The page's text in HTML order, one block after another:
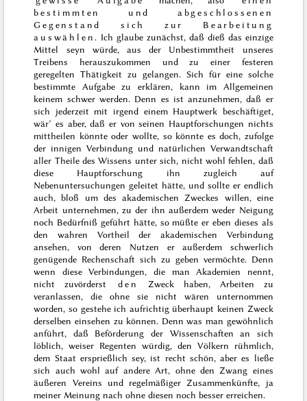
bestimmten und abgeschlossenen
Gegenstand sich zur Bearbeitung
auswählen . Ich glaube zunächst, daß dieß das einzige
Mittel seyn würde, aus der Unbestimmtheit unseres
Treibens herauszukommen und zu einer festeren
geregelten Thätigkeit zu gelangen. Sich für eine solche
bestimmte Aufgabe zu erklären, kann im Allgemeinen
keinem schwer werden. Denn es ist anzunehmen, daß er
sich jederzeit mit irgend einem Hauptwerk beschäftiget,
wär’ es aber, daß er von seinen Hauptforschungen nichts
mittheilen könnte oder wollte, so könnte es doch, zufolge
der innigen Verbindung und natürlichen Verwandtschaft
aller Theile des Wissens unter sich, nicht wohl fehlen, daß
diese Hauptforschung ihn zugleich auf
Nebenuntersuchungen geleitet hätte, und sollte er endlich
auch, bloß um des akademischen Zweckes willen, eine
Arbeit unternehmen, zu der ihnaußerdem weder Neigung
noch Bedürfniß geführt hätte, so müßte er eben dieses als
den wahren Vortheil der akademischen Verbindung
ansehen, von deren Nutzen er außerdem schwerlich
genügende Rechenschaft sich zu geben vermöchte. Denn
wenn diese Verbindungen, die man Akademien nennt,
nicht zuvörderst
den
Zweck haben, Arbeiten zu
veranlassen, die ohne sie nicht wären unternommen
worden, so gestehe ich aufrichtig überhaupt keinen Zweck
derselben einsehen zu können. Denn was man gewöhnlich
anführt, daß Beförderung der Wissenschaften an sich
löblich, weiser Regenten würdig, den Völkern rühmlich,
dem Staat ersprießlich sey, ist recht schön, aber es ließe
sich auch wohl auf andere Art, ohne den Zwang eines
äußeren Vereins und regelmäßiger Zusammenkünfte, ja
meiner Meinung nach ohne diesen noch besser erreichen.